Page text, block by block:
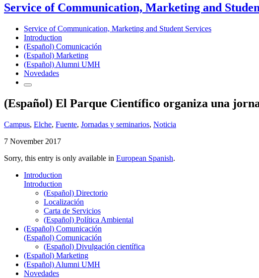
Service of Communication, Marketing and
Service of Communication, Marketing and Student Services
Introduction
(Español) Comunicación
(Español) Marketing
(Español) Alumni UMH
Novedades
(Español) El Parque Científico organiza una
Campus, Elche, Fuente, Jornadas y seminarios, Noticia
7 November 2017
Sorry, this entry is only available in European Spanish.
Introduction
Introduction
(Español) Directorio
Localización
Carta de Servicios
(Español) Política Ambiental
(Español) Comunicación
(Español) Comunicación
(Español) Divulgación científica
(Español) Marketing
(Español) Alumni UMH
Novedades